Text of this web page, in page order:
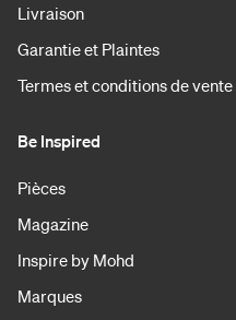
Livraison
Garantie et Plaintes
Termes et conditions de vente
Be Inspired
Pièces
Magazine
Inspire by Mohd
Marques